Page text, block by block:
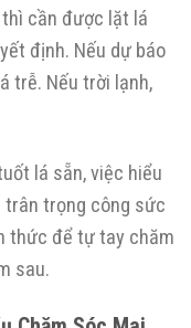
cần được lặt lá
định. Nếu dự báo
trễ. Nếu trời lạnh,
lá sẵn, việc hiểu
trân trọng công sức
thức để tự tay chăm
sau.